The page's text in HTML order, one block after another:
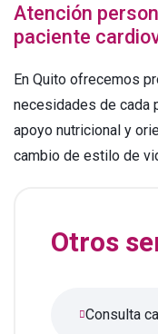
Atención
paciente
En Quito ofrecemos
necesidades de cada
apoyo nutricional y
cambio de estilo de
Otros
Consulta